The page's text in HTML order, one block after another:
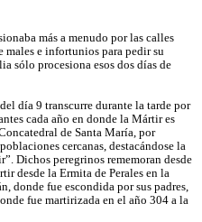
más a menudo por las calles
males e infortunios para pedir su
sólo procesiona esos dos días de
día 9 transcurre durante la tarde por
cada año en donde la Mártir es
de Santa María, por
cercanas, destacándose la
Dichos peregrinos rememoran desde
desde la Ermita de Perales en la
donde fue escondida por sus padres,
fue martirizada en el año 304 a la